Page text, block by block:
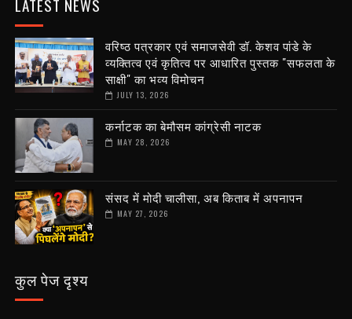
LATEST NEWS
वरिष्ठ पत्रकार एवं समाजसेवी डॉ. केशव पांडे के
व्यक्तित्व एवं कृतित्व पर आधारित पुस्तक "सफलता के
साक्षी" का भव्य विमोचन
JULY 13, 2026
कर्नाटक का बेमौसम कांग्रेसी नाटक
MAY 28, 2026
संसद में मोदी चालीसा, अब किताब में अपनापन
MAY 27, 2026
कुल पेज दृश्य